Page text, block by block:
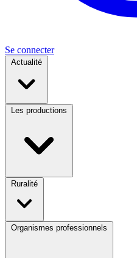
Se connecter
Actualité
Les productions
Ruralité
Organismes professionnels